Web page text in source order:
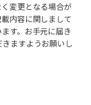
変更となる場合が
内容に関しまして
す。お手元に届き
ますようお願いし